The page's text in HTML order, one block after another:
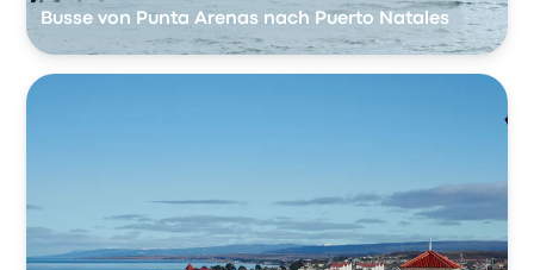
Busse von Punta Arenas nach Puerto Natales